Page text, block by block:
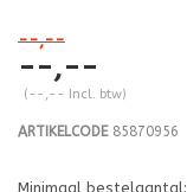
--,--
--,--
(--,-- Incl. btw)
ARTIKELCODE85870956
Minimaal bestelaantal: